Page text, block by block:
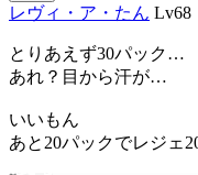
レヴィ・ア・たん Lv68
とりあえず30パック…
あれ？目から汗が…
いいもん
あと20パックでレジェ